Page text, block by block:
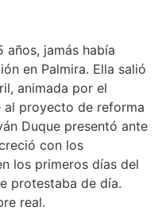
años, jamás había
en Palmira. Ella salió
animada por el
proyecto de reforma
Duque presentó ante
con los
los primeros días del
protestaba de día.
real.